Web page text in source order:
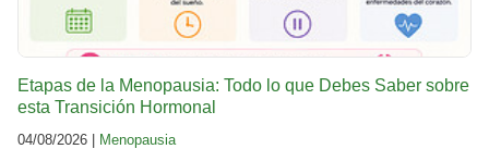
Etapas de la Menopausia: Todo lo que Debes Saber sobre
esta Transición Hormonal
04/08/2026 | Menopausia